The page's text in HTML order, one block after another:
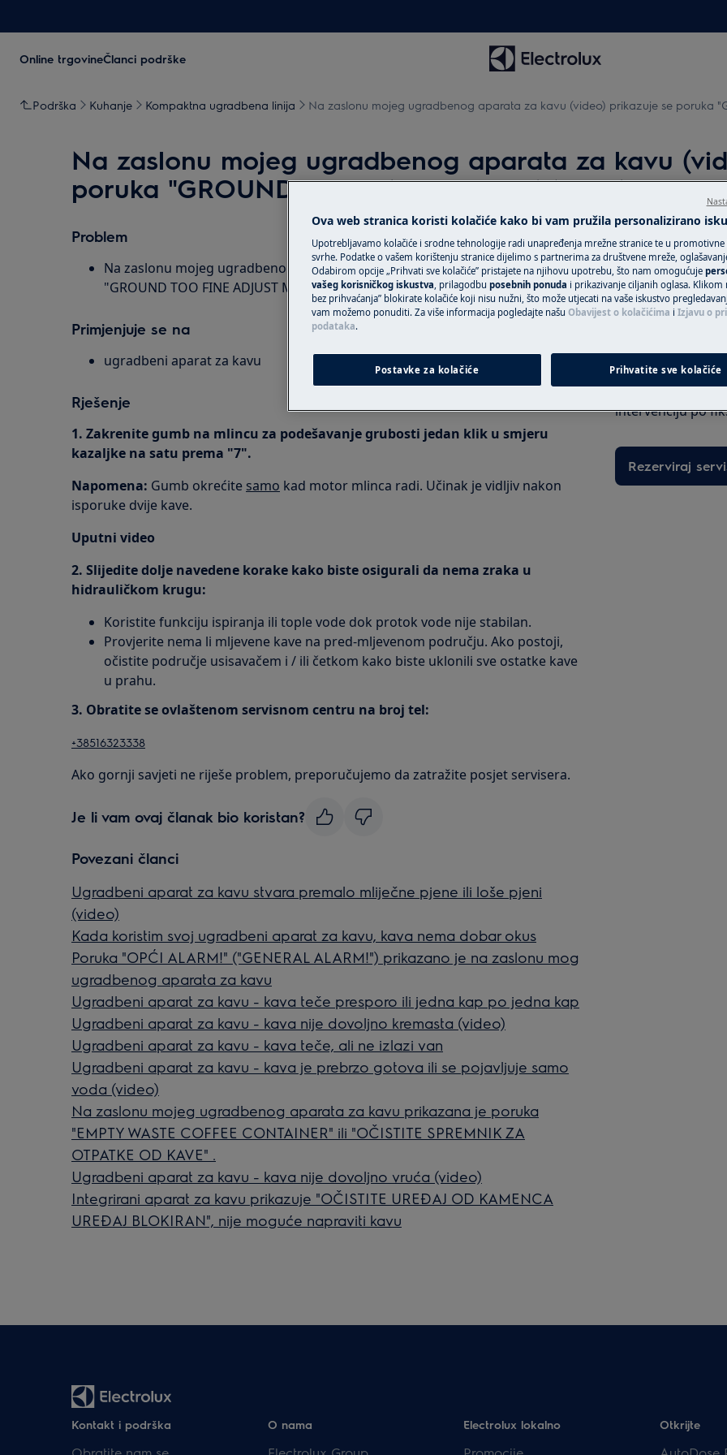
Online trgovineČlanci podrške
Podrška Kuhanje Kompaktna ugradbena linija Na zaslonu mojeg ugradbenog aparata za kavu (video) prikazuje se poruka
Na zaslonu mojeg ugradbenog aparata za kavu
poruka "GROUND TOO FINE ADJUST MILL AND
Problem
Na zaslonu mojeg ugradbenog aparata za kavu prikazuje se poruka
"GROUND TOO FINE ADJUST MILL AND PRESS OK"
Primjenjuje se na
ugradbeni aparat za kavu
Rješenje
1. Zakrenite gumb na mlincu za podešavanje grubosti jedan klik u smjeru
kazaljke na satu prema "7".
Napomena: Gumb okrećite samo kad motor mlinca radi. Učinak je vidljiv nakon
isporuke dvije kave.
Uputni video
2. Slijedite dolje navedene korake kako biste osigurali da nema zraka u
hidrauličkom krugu:
Koristite funkciju ispiranja ili tople vode dok protok vode nije stabilan.
Provjerite nema li mljevene kave na pred-mljevenom području. Ako postoji,
očistite područje usisavačem i / ili četkom kako biste uklonili sve ostatke kave
u prahu.
3. Obratite se ovlaštenom servisnom centru na broj tel:
+38516323338
Ako gornji savjeti ne riješe problem, preporučujemo da zatražite posjet servisera.
Je li vam ovaj članak bio koristan?
Povezani članci
Ugradbeni aparat za kavu stvara premalo mliječne pjene ili loše pjeni
(video)
Kada koristim svoj ugradbeni aparat za kavu, kava nema dobar okus
Poruka "OPĆI ALARM!" ("GENERAL ALARM!") prikazano je na zaslonu mog
ugradbenog aparata za kavu
Ugradbeni aparat za kavu - kava teče presporo ili jedna kap po jedna kap
Ugradbeni aparat za kavu - kava nije dovoljno kremasta (video)
Ugradbeni aparat za kavu - kava teče, ali ne izlazi van
Ugradbeni aparat za kavu - kava je prebrzo gotova ili se pojavljuje samo
voda (video)
Na zaslonu mojeg ugradbenog aparata za kavu prikazana je poruka
"EMPTY WASTE COFFEE CONTAINER" ili "OČISTITE SPREMNIK ZA
OTPATKE OD KAVE" .
Ugradbeni aparat za kavu - kava nije dovoljno vruća (video)
Integrirani aparat za kavu prikazuje "OČISTITE UREĐAJ OD KAMENCA
UREĐAJ BLOKIRAN", nije moguće napraviti kavu
Zatražite
Povjerite svoj
tehničarima i
uslugu za svoj
uslugu „Fiksna
uređaje van
jedinstven plan
intervenciju po
Rezerviraj
Kontakt i podrška O nama Electrolux lokalno Otkrijte
Ova web stranica koristi kolačiće kako bi vam pružila personalizirano
Upotrebljavamo kolačiće i srodne tehnologije radi unapređenja mrežne stranice te u
svrhe. Podatke o vašem korištenju stranice dijelimo s partnerima za društvene mreže,
Odabirom opcije „Prihvati sve kolačiće” pristajete na njihovu upotrebu, što nam omogućuje
vašeg korisničkog iskustva, prilagodbu posebnih ponuda i prikazivanje ciljanih oglasa. Klikom
bez prihvaćanja” blokirate kolačiće koji nisu nužni, što može utjecati na vaše iskustvo
vam možemo ponuditi. Za više informacija pogledajte našu Obavijest o kolačićima i Izjavu o
podataka.
Postavke za kolačiće Prihvatite sve kolačiće